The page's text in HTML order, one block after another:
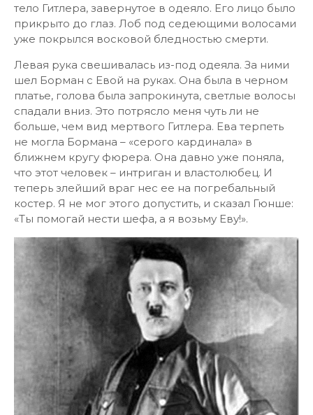
тело Гитлера, завернутое в одеяло. Его лицо было
прикрыто до глаз. Лоб под седеющими волосами
уже покрылся восковой бледностью смерти.
Левая рука свешивалась из-под одеяла. За ними
шел Борман с Евой на руках. Она была в черном
платье, голова была запрокинута, светлые волосы
спадали вниз. Это потрясло меня чуть ли не
больше, чем вид мертвого Гитлера. Ева терпеть
не могла Бормана – «серого кардинала» в
ближнем кругу фюрера. Она давно уже поняла,
что этот человек – интриган и властолюбец. И
теперь злейший враг нес ее на погребальный
костер. Я не мог этого допустить, и сказал Гюнше:
«Ты помогай нести шефа, а я возьму Еву!».